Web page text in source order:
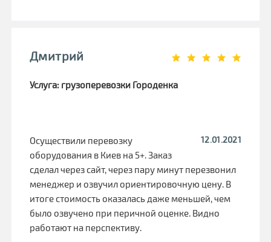
Дмитрий
Услуга: грузоперевозки Городенка
12.01.2021
Осуществили перевозку
оборудования в Киев на 5+. Заказ
сделал через сайт, через пару минут перезвонил
менеджер и озвучил ориентировочную цену. В
итоге стоимость оказалась даже меньшей, чем
было озвучено при перичной оценке. Видно
работают на перспективу.